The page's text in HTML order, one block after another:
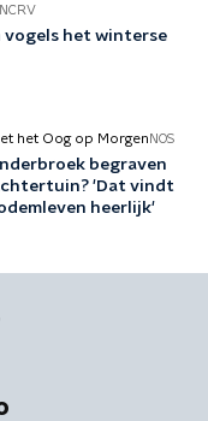
vogels het winterse
het Oog op Morgen NOS
begraven
'Dat vindt
heerlijk'